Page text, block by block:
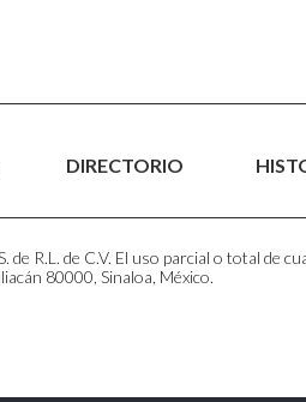
DIRECTORIO
R.L. de C.V. El uso parcial o total de
80000, Sinaloa, México.